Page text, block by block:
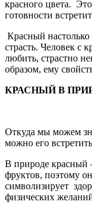
красного цвета.
готовности
Красный настолько
страсть. Человек с
любить, страстно
образом, ему
КРАСНЫЙ В
Откуда мы можем
можно его
В природе красный
фруктов, поэтому
символизирует
физических